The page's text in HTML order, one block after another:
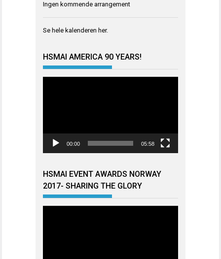
Ingen kommende arrangement
Se hele kalenderen her.
HSMAI AMERICA 90 YEARS!
00:00 05:58
HSMAI EVENT AWARDS NORWAY
2017- SHARING THE GLORY